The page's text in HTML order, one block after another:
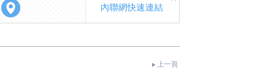
內聯網快速連結
上一頁